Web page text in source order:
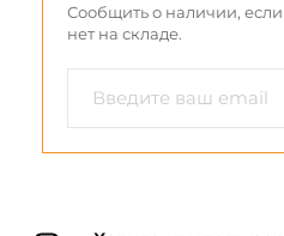
Сообщить о наличии, если
нет на складе.